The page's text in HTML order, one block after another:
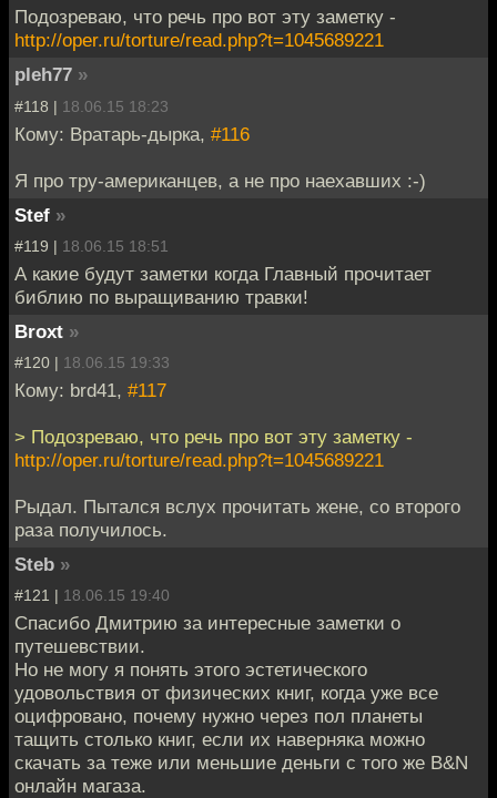
Подозреваю, что речь про вот эту заметку -
http://oper.ru/torture/read.php?t=1045689221
pleh77 »
#118 | 18.06.15 18:23
Кому: Вратарь-дырка, #116
Я про тру-американцев, а не про наехавших :-)
Stef »
#119 | 18.06.15 18:51
А какие будут заметки когда Главный прочитает
библию по выращиванию травки!
Broxt »
#120 | 18.06.15 19:33
Кому: brd41, #117
> Подозреваю, что речь про вот эту заметку -
http://oper.ru/torture/read.php?t=1045689221
Рыдал. Пытался вслух прочитать жене, со второго
раза получилось.
Steb »
#121 | 18.06.15 19:40
Спасибо Дмитрию за интересные заметки о
путешевствии.
Но не могу я понять этого эстетического
удовольствия от физических книг, когда уже все
оцифровано, почему нужно через пол планеты
тащить столько книг, если их наверняка можно
скачать за теже или меньшие деньги с того же B&N
онлайн магаза.